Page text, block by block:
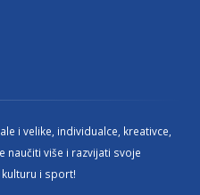
i velike, individualce, kreativce,
naučiti više i razvijati svoje
i sport!